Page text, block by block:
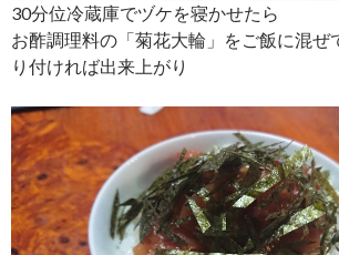
30分位冷蔵庫でヅケを寝かせたら
お酢調理料の「菊花大輪」をご飯に混ぜ
り付ければ出来上がり